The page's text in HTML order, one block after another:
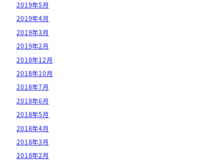
2019年5月
2019年4月
2019年3月
2019年2月
2018年12月
2018年10月
2018年7月
2018年6月
2018年5月
2018年4月
2018年3月
2018年2月